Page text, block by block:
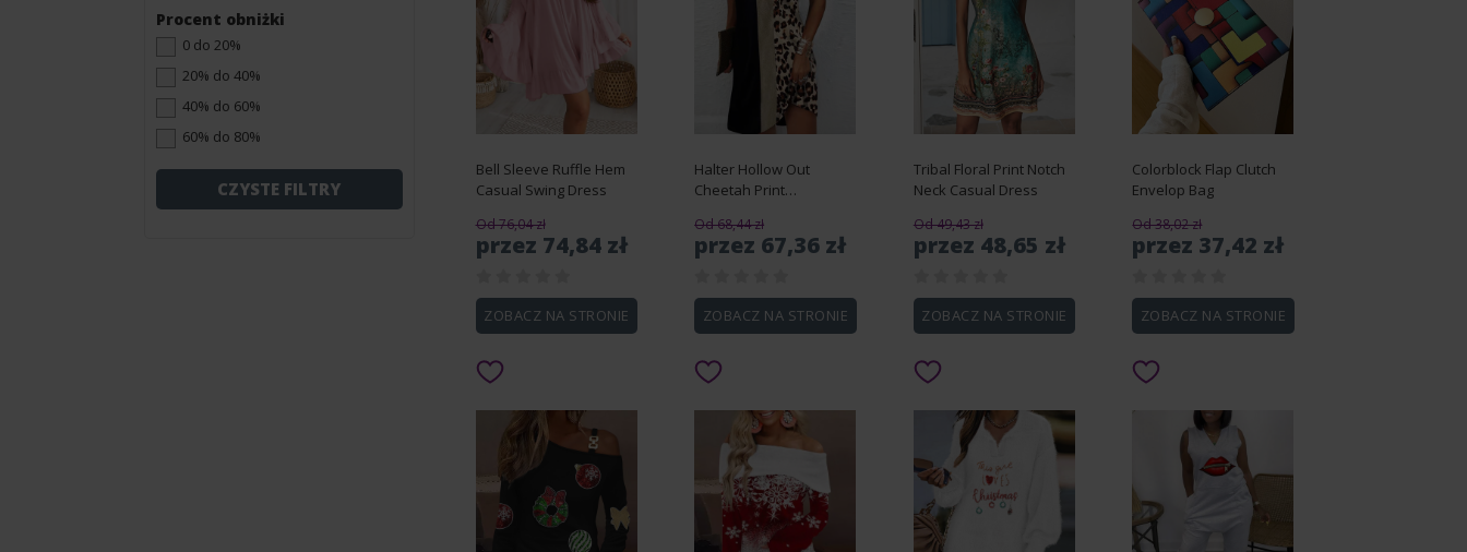
Procent obniżki
0 do 20%
20% do 40%
40% do 60%
60% do 80%
CZYSTE FILTRY
Bell Sleeve Ruffle Hem
Casual Swing Dress
Od 76,04 zł
przez 74,84 zł
ZOBACZ NA STRONIE
Halter Hollow Out
Cheetah Print
Od 68,44 zł
przez 67,36 zł
ZOBACZ NA STRONIE
Tribal Floral Print Notch
Neck Casual Dress
Od 49,43 zł
przez 48,65 zł
ZOBACZ NA STRONIE
Colorblock Flap Clutch
Envelop Bag
Od 38,02 zł
przez 37,42 zł
ZOBACZ NA STRONIE